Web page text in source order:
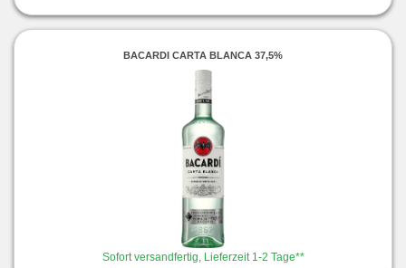
BACARDI CARTA BLANCA 37,5%
Sofort versandfertig, Lieferzeit 1-2 Tage**